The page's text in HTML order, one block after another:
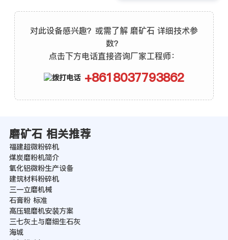
对此设备感兴趣？或需了解 磨矿石 详细技术参
数？
点击下方电话直接咨询厂家工程师：
+8618037793862
磨矿石 相关推荐
福建超微粉碎机
煤炭磨粉机简介
氧化铝微粉生产设备
建筑材料粉碎机
三一立磨机械
石膏粉 标准
高压辊磨机安装方案
三七灰土与磨细生石灰
海城